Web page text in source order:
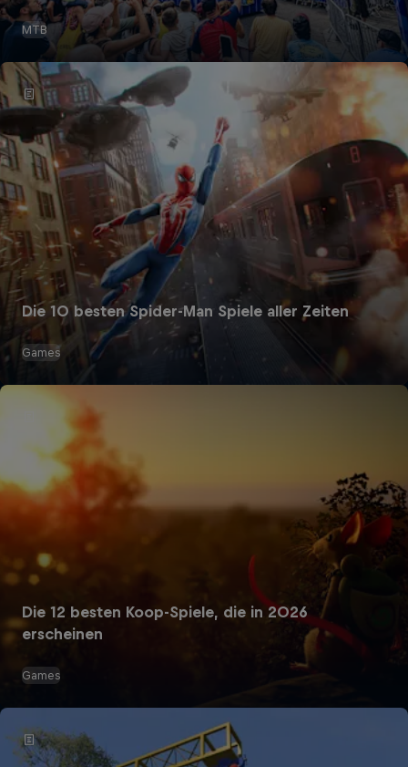
MTB
Die 10 besten Spider-Man Spiele aller Zeiten
Games
Die 12 besten Koop-Spiele, die in 2026
erscheinen
Games